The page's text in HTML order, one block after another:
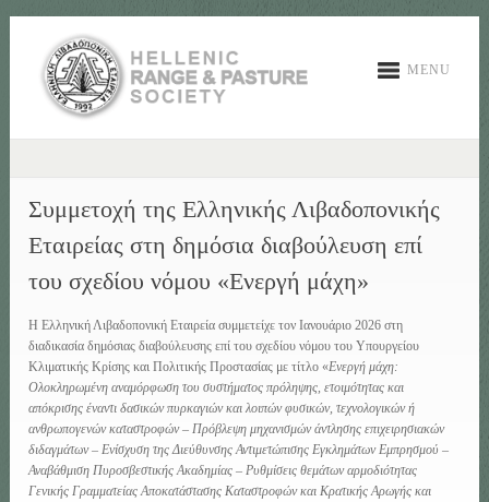
MENU
Συμμετοχή της Ελληνικής Λιβαδοπονικής
Εταιρείας στη δημόσια διαβούλευση επί
του σχεδίου νόμου «Ενεργή μάχη»
Η Ελληνική Λιβαδοπονική Εταιρεία συμμετείχε τον Ιανουάριο 2026 στη
διαδικασία δημόσιας διαβούλευσης επί του σχεδίου νόμου του Υπουργείου
Κλιματικής Κρίσης και Πολιτικής Προστασίας με τίτλο «Ενεργή μάχη:
Ολοκληρωμένη αναμόρφωση του συστήματος πρόληψης, ετοιμότητας και
απόκρισης έναντι δασικών πυρκαγιών και λοιπών φυσικών, τεχνολογικών ή
ανθρωπογενών καταστροφών – Πρόβλεψη μηχανισμών άντλησης επιχειρησιακών
διδαγμάτων – Ενίσχυση της Διεύθυνσης Αντιμετώπισης Εγκλημάτων Εμπρησμού –
Αναβάθμιση Πυροσβεστικής Ακαδημίας – Ρυθμίσεις θεμάτων αρμοδιότητας
Γενικής Γραμματείας Αποκατάστασης Καταστροφών και Κρατικής Αρωγής και